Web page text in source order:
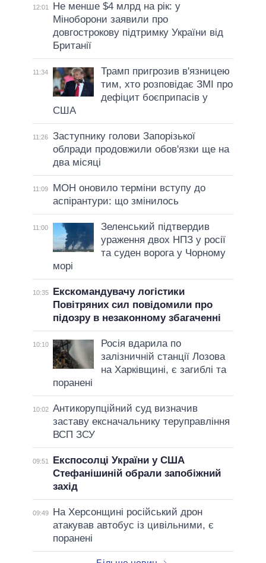
12:01
Не менше $4 млрд на рік: у
Міноборони заявили про
довгострокову підтримку України від
Британії
11:34
Трамп пригрозив в'язницею
тим, хто розповідає ЗМІ про
дефіцит боєприпасів у
США
11:26
Заступнику голови Запорізької
облради продовжили обов'язки ще на
два місяці
11:09
МОН оновило терміни вступу до
аспірантури: що змінилось
11:00
Зеленський підтвердив
ураження двох НПЗ у росії
та суден ворога у Чорному
морі
10:35
Екскомандувачу логістики
Повітряних сил повідомили про
підозру в незаконному збагаченні
10:10
Росія вдарила по
залізничній станції Лозова
на Харківщині, є загиблі та
поранені
10:02 Антикорупційний суд визначив
заставу ексначальнику теруправління
ВСП ЗСУ
09:51
Експосолці України у США
Стефанішиній обрали запобіжний
захід
09:49
На Херсонщині російський дрон
атакував автобус із цивільними, є
поранені